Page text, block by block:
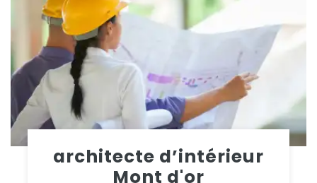
architecte d’intérieur
Mont d'or